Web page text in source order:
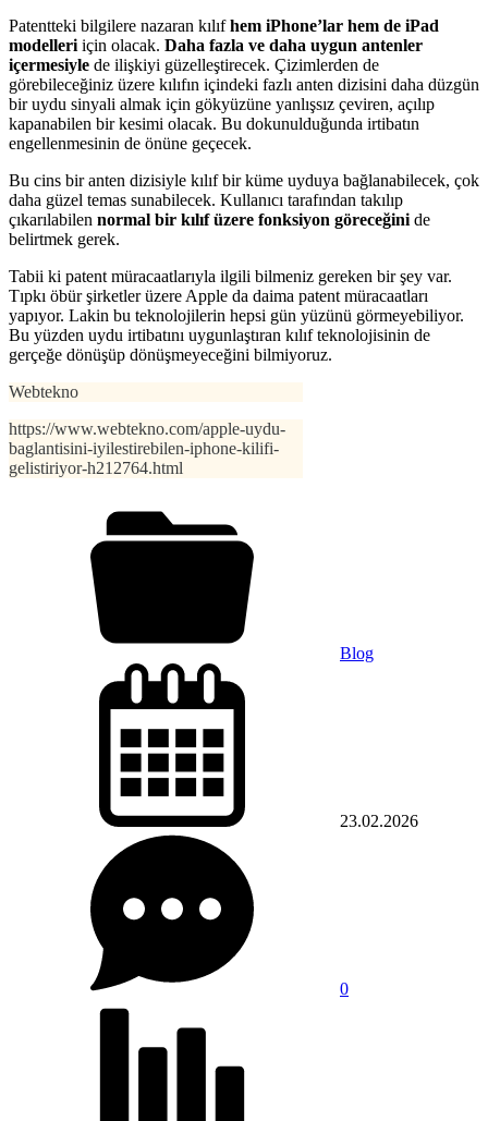
Patentteki bilgilere nazaran kılıfhem iPhone’lar hem de iPad
modelleri için olacak. Daha fazla ve daha uygun antenler
içermesiyle de ilişkiyi güzelleştirecek. Çizimlerden de
görebileceğiniz üzere kılıfın içindeki fazlı anten dizisini daha düzgün
bir uydu sinyali almak için gökyüzüne yanlışsız çeviren, açılıp
kapanabilen bir kesimi olacak. Bu dokunulduğunda irtibatın
engellenmesinin de önüne geçecek.
Bu cins bir anten dizisiyle kılıf bir küme uyduya bağlanabilecek, çok
daha güzel temas sunabilecek. Kullanıcı tarafından takılıp
çıkarılabilen normal bir kılıf üzere fonksiyon göreceğini de
belirtmek gerek.
Tabii ki patent müracaatlarıyla ilgili bilmeniz gereken bir şey var.
Tıpkı öbür şirketler üzere Apple da daima patent müracaatları
yapıyor. Lakin bu teknolojilerin hepsi gün yüzünü görmeyebiliyor.
Bu yüzden uydu irtibatını uygunlaştıran kılıf teknolojisinin de
gerçeğe dönüşüp dönüşmeyeceğini bilmiyoruz.
Webtekno
https://www.webtekno.com/apple-uydu-
baglantisini-iyilestirebilen-iphone-kilifi-
gelistiriyor-h212764.html
Blog
23.02.2026
0